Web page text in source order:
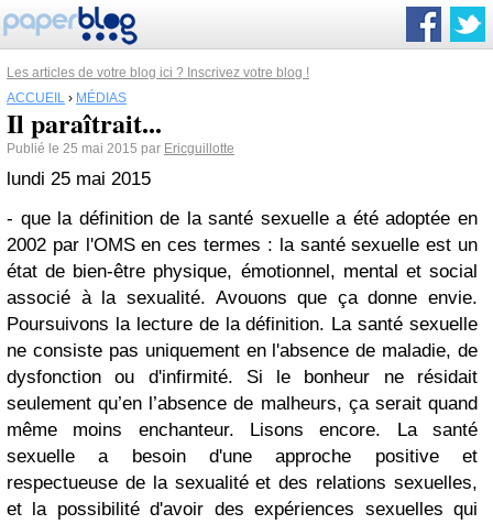
Les articles de votre blog ici ? Inscrivez votre blog !
ACCUEIL › MÉDIAS
Il paraîtrait...
Publié le 25 mai 2015 par Ericguillotte
lundi 25 mai 2015
- que la définition de la santé sexuelle a été adoptée en
2002 par l'OMS en ces termes : la santé sexuelle est un
état de bien-être physique, émotionnel, mental et social
associé à la sexualité. Avouons que ça donne envie.
Poursuivons la lecture de la définition. La santé sexuelle
ne consiste pas uniquement en l'absence de maladie, de
dysfonction ou d'infirmité. Si le bonheur ne résidait
seulement qu’en l’absence de malheurs, ça serait quand
même moins enchanteur. Lisons encore. La santé
sexuelle a besoin d'une approche positive et
respectueuse de la sexualité et des relations sexuelles,
et la possibilité d'avoir des expériences sexuelles qui